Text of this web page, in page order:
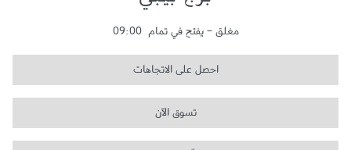
مغلق - يفتح في تمام 09:00
احصل على الاتجاهات
تسوق الآن